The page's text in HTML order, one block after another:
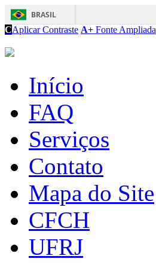
BRASIL
CAplicar Contraste A+ Fonte Ampliada
Início
FAQ
Serviços
Contato
Mapa do Site
CFCH
UFRJ